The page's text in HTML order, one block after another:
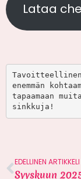
Lataa
Tavoitteellinen
enemmän
tapaamaan
sinkkuja!
EDELLINEN ARTIKKELI